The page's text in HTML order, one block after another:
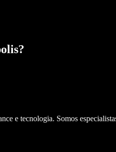
?
e tecnologia. Somos